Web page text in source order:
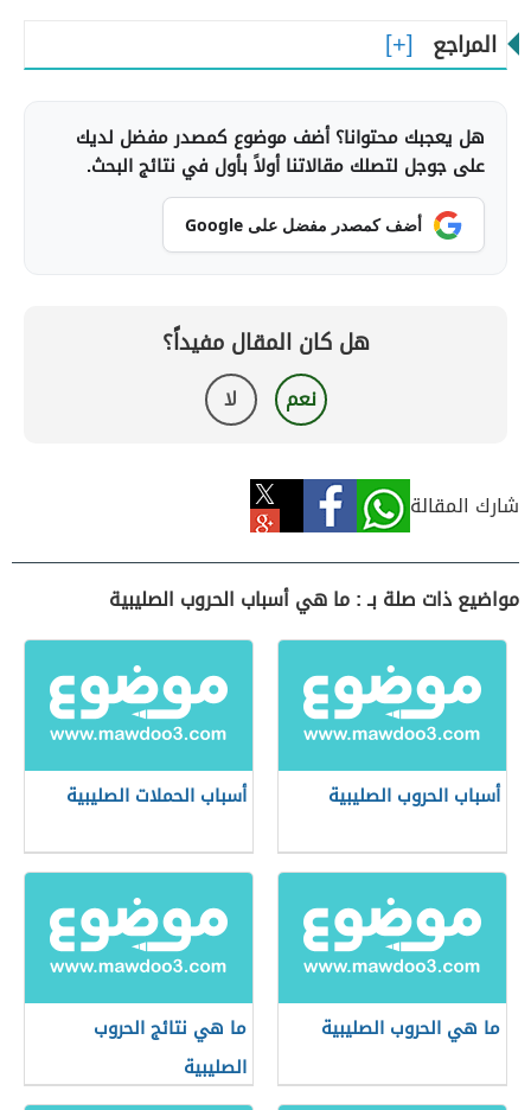
المراجع
هل يعجبك محتوانا؟ أضف موضوع كمصدر مفضل لديك
على جوجل لتصلك مقالاتنا أولاً بأول في نتائج البحث.
أضف كمصدر مفضل على Google
هل كان المقال مفيداً؟
نعم لا
شارك المقالة
مواضيع ذات صلة بـ : ما هي أسباب الحروب الصليبية
أسباب الحروب الصليبية أسباب الحملات الصليبية
ما هي الحروب الصليبية
ما هي نتائج الحروب
الصليبية